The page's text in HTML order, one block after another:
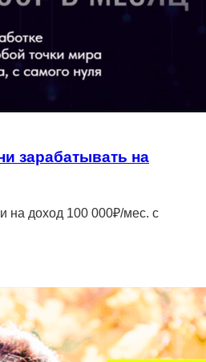
зарабатывать на
на доход 100 000₽/мес. с